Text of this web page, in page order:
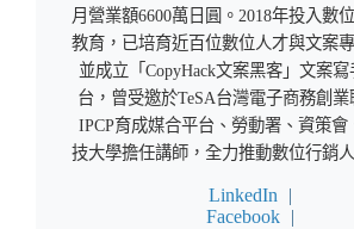
月營業額6600萬日圓。2018年投入數
教育，已培育近百位數位人才與文案
並成立「CopyHack文案黑客」文案
台，曾受邀於TeSA台灣電子商務創業
IPCP育成媒合平台、勞動署、資策會
技大學擔任講師，全力推動數位行銷
LinkedIn
|
Facebook
|